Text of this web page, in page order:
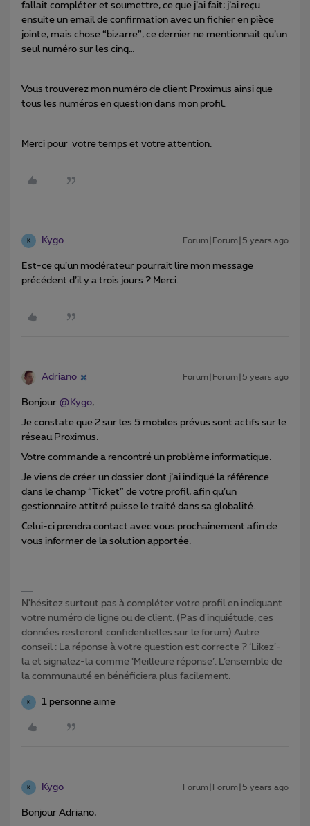
fallait compléter et soumettre, ce que j’ai fait; j’ai reçu
ensuite un email de confirmation avec un fichier en pièce
jointe, mais chose “bizarre”, ce dernier ne mentionnait qu’un
seul numéro sur les cinq…
Vous trouverez mon numéro de client Proximus ainsi que
tous les numéros en question dans mon profil.
Merci pour votre temps et votre attention.
K Kygo Forum|Forum|5 years ago
Est-ce qu’un modérateur pourrait lire mon message
précédent d’il y a trois jours ? Merci.
Adriano Forum|Forum|5 years ago
Bonjour @Kygo,
Je constate que 2 sur les 5 mobiles prévus sont actifs sur le
réseau Proximus.
Votre commande a rencontré un problème informatique.
Je viens de créer un dossier dont j’ai indiqué la référence
dans le champ “Ticket” de votre profil, afin qu’un
gestionnaire attitré puisse le traité dans sa globalité.
Celui-ci prendra contact avec vous prochainement afin de
vous informer de la solution apportée.
N'hésitez surtout pas à compléter votre profil en indiquant
votre numéro de ligne ou de client. (Pas d'inquiétude, ces
données resteront confidentielles sur le forum) Autre
conseil : La réponse à votre question est correcte ? ‘Likez’-
la et signalez-la comme ‘Meilleure réponse’. L’ensemble de
la communauté en bénéficiera plus facilement.
K 1 personne aime
K Kygo Forum|Forum|5 years ago
Bonjour Adriano,